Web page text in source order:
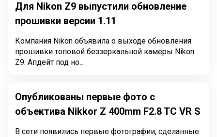
Для Nikon Z9 выпустили обновление
прошивки версии 1.11
Компания Nikon объявила о выходе обновления
прошивки топовой беззеркальной камеры Nikon
Z9. Апдейт под но...
Опубликованы первые фото с
объектива Nikkor Z 400mm F2.8 TC VR S
В сети появились первые фотографии, сделанные